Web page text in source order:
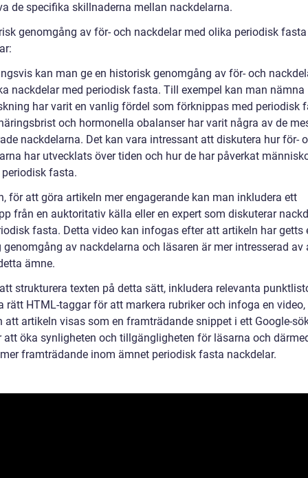
de specifika skillnaderna mellan nackdelarna.
genomgång av för- och nackdelar med olika periodisk fasta
kan man ge en historisk genomgång av för- och
nackdelar med periodisk fasta. Till exempel kan man nämna
har varit en vanlig fördel som förknippas med periodisk
och hormonella obalanser har varit några av de
nackdelarna. Det kan vara intressant att diskutera hur för-
har utvecklats över tiden och hur de har påverkat
fasta.
för att göra artikeln mer engagerande kan man inkludera ett
från en auktoritativ källa eller en expert som diskuterar
fasta. Detta video kan infogas efter att artikeln har getts
genomgång av nackdelarna och läsaren är mer intresserad av
ämne.
strukturera texten på detta sätt, inkludera relevanta
rätt HTML-taggar för att markera rubriker och infoga en video,
att artikeln visas som en framträdande snippet i ett Google-
att öka synligheten och tillgängligheten för läsarna och
framträdande inom ämnet periodisk fasta nackdelar.